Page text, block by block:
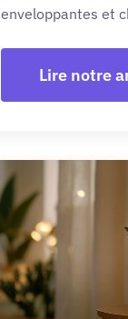
enveloppantes et
Lire notre